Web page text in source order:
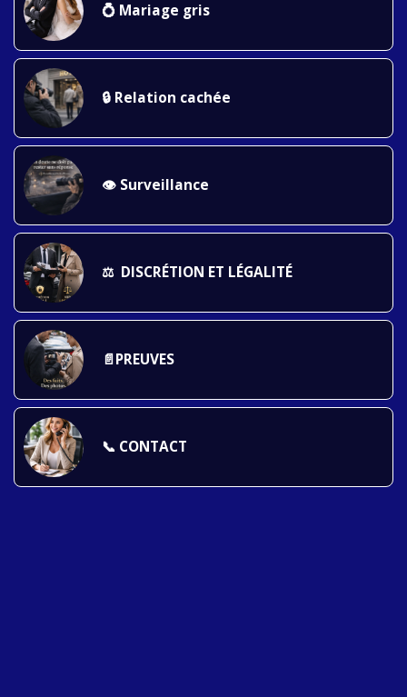
💍 Mariage gris
🔒 Relation cachée
👁️ Surveillance
⚖️  DISCRÉTION ET LÉGALITÉ
📄PREUVES
📞 CONTACT